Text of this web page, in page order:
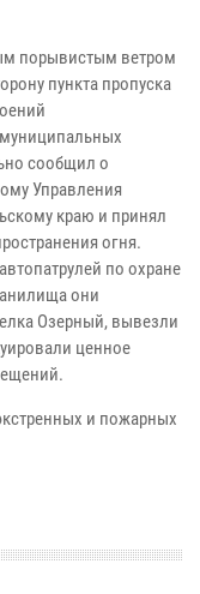
порывистым ветром
пункта пропуска
сообщил о
Управления
краю и принял
огня.
по охране
они
Озерный, вывезли
ценное
и пожарных